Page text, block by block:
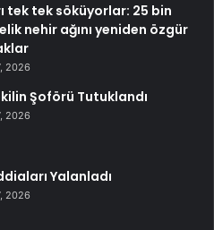
tek tek söküyorlar: 25 bin
nehir ağını yeniden özgür
2026
Şoförü Tutuklandı
2026
Yalanladı
2026